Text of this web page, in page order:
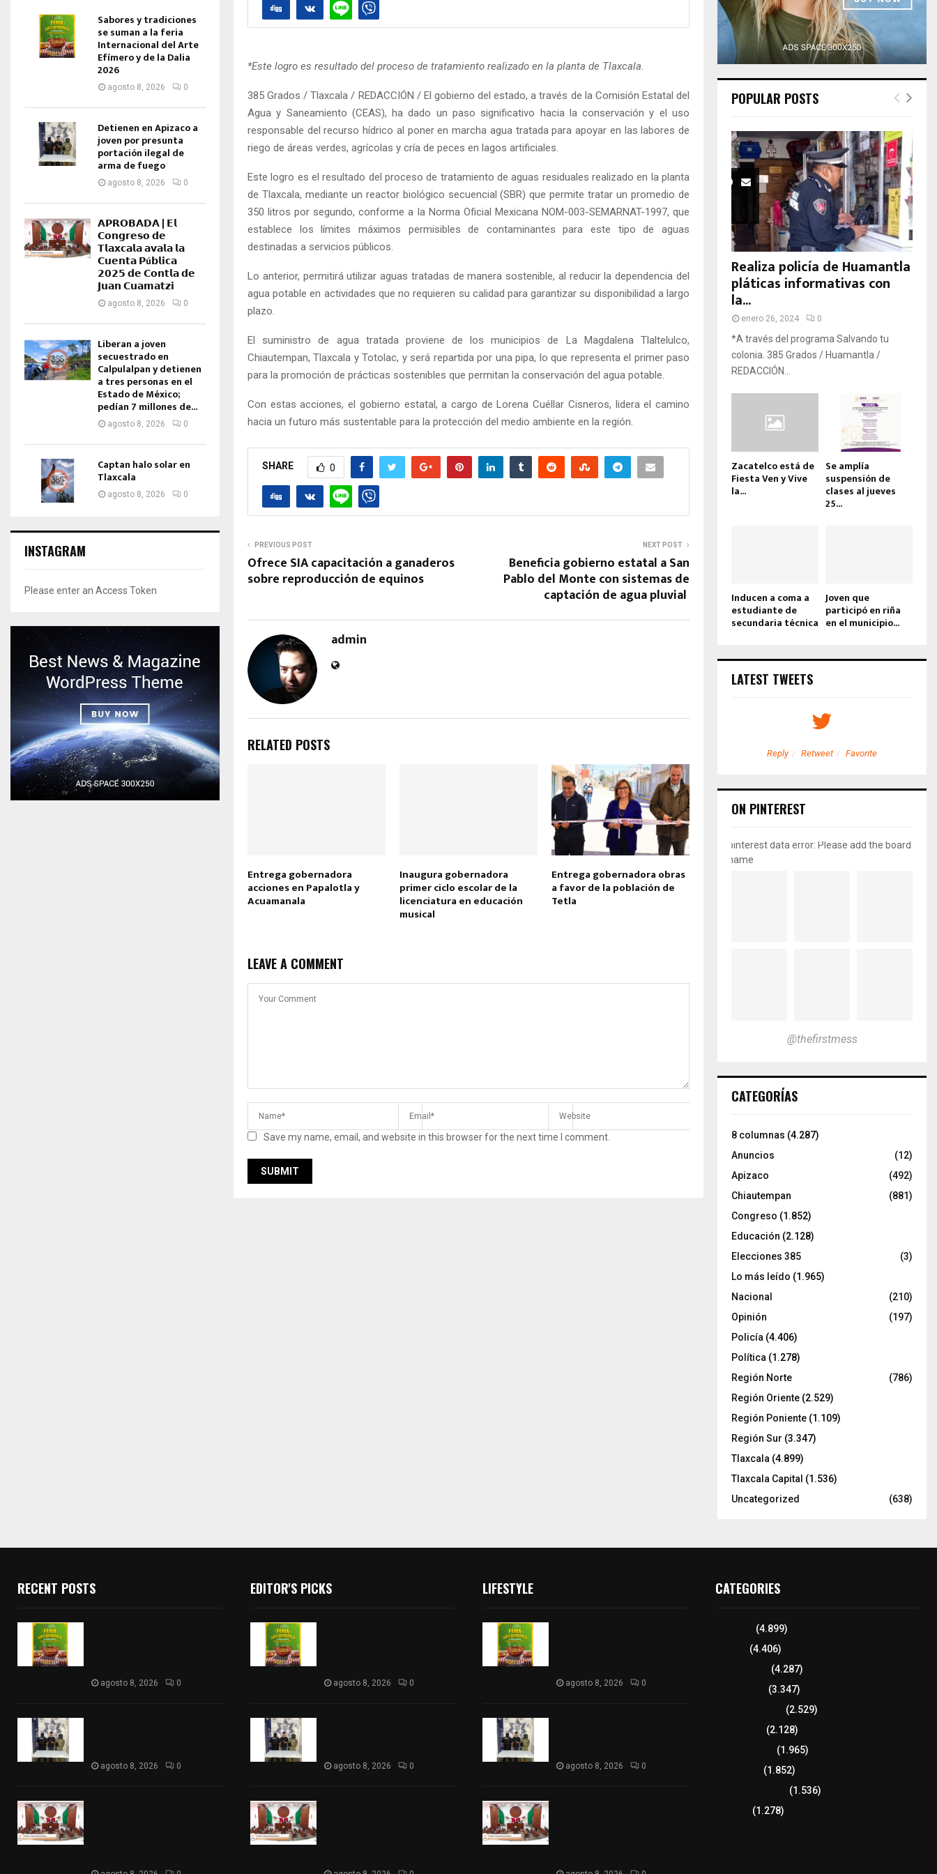
*Este logro es resultado del proceso de tratamiento realizado en la planta de Tlaxcala.
385 Grados / Tlaxcala / REDACCIÓN / El gobierno del estado, a través de la Comisión Estatal del
Agua y Saneamiento (CEAS), ha dado un paso significativo hacia la conservación y el uso
responsable del recurso hídrico al poner en marcha agua tratada para apoyar en las labores de
riego de áreas verdes, agrícolas y cría de peces en lagos artificiales.
Este logro es el resultado del proceso de tratamiento de aguas residuales realizado en la planta
de Tlaxcala, mediante un reactor biológico secuencial (SBR) que permite tratar un promedio de
350 litros por segundo, conforme a la Norma Oficial Mexicana NOM-003-SEMARNAT-1997, que
establece los límites máximos permisibles de contaminantes para este tipo de aguas
destinadas a servicios públicos.
Lo anterior, permitirá utilizar aguas tratadas de manera sostenible, al reducir la dependencia del
agua potable en actividades que no requieren su calidad para garantizar su disponibilidad a largo
plazo.
El suministro de agua tratada proviene de los municipios de La Magdalena Tlaltelulco,
Chiautempan, Tlaxcala y Totolac, y será repartida por una pipa, lo que representa el primer paso
para la promoción de prácticas sostenibles que permitan la conservación del agua potable.
Con estas acciones, el gobierno estatal, a cargo de Lorena Cuéllar Cisneros, lidera el camino
hacia un futuro más sustentable para la protección del medio ambiente en la región.
SHARE 0
PREVIOUS POST
Ofrece SIA capacitación a ganaderos
sobre reproducción de equinos
NEXT POST
Beneficia gobierno estatal a San
Pablo del Monte con sistemas de
captación de agua pluvial
admin
RELATED POSTS
Entrega gobernadora
acciones en Papalotla y
Acuamanala
Inaugura gobernadora
primer ciclo escolar de la
licenciatura en educación
musical
Entrega gobernadora obras
a favor de la población de
Tetla
LEAVE A COMMENT
Save my name, email, and website in this browser for the next time I comment.
Sabores y tradiciones
se suman a la feria
Internacional del Arte
Efímero y de la Dalia
2026
agosto 8, 2026 0
Detienen en Apizaco a
joven por presunta
portación ilegal de
arma de fuego
agosto 8, 2026 0
𝗔𝗣𝗥𝗢𝗕𝗔𝗗𝗔 | 𝗘𝗹
𝗖𝗼𝗻𝗴𝗿𝗲𝘀𝗼 𝗱𝗲
𝗧𝗹𝗮𝘅𝗰𝗮𝗹𝗮 𝗮𝘃𝗮𝗹𝗮 𝗹𝗮
𝗖𝘂𝗲𝗻𝘁𝗮 𝗣ú𝗯𝗹𝗶𝗰𝗮
𝟮𝟬𝟮𝟱 𝗱𝗲 𝗖𝗼𝗻𝘁𝗹𝗮 𝗱𝗲
𝗝𝘂𝗮𝗻 𝗖𝘂𝗮𝗺𝗮𝘁𝘇𝗶
agosto 8, 2026 0
Liberan a joven
secuestrado en
Calpulalpan y detienen
a tres personas en el
Estado de México;
pedían 7 millones de...
agosto 8, 2026 0
Captan halo solar en
Tlaxcala
agosto 8, 2026 0
INSTAGRAM
Please enter an Access Token
POPULAR POSTS
Realiza policía de Huamantla
pláticas informativas con
la...
enero 26, 2024 0
*A través del programa Salvando tu
colonia. 385 Grados / Huamantla /
REDACCIÓN...
Zacatelco está de
Fiesta Ven y Vive
la...
Se amplía
suspensión de
clases al jueves
25...
Inducen a coma a
estudiante de
secundaria técnica
Joven que
participó en riña
en el municipio...
LATEST TWEETS
Reply Retweet Favorite
ON PINTEREST
pinterest data error: Please add the board
name
@thefirstmess
CATEGORÍAS
8 columnas (4.287)
Anuncios
(12)
Apizaco
(492)
Chiautempan
(881)
Congreso (1.852)
Educación (2.128)
Elecciones 385
(3)
Lo más leído (1.965)
Nacional
(210)
Opinión
(197)
Policía (4.406)
Política (1.278)
Región Norte
(786)
Región Oriente (2.529)
Región Poniente (1.109)
Región Sur (3.347)
Tlaxcala (4.899)
Tlaxcala Capital (1.536)
Uncategorized
(638)
RECENT POSTS
agosto 8, 2026 0
agosto 8, 2026 0
EDITOR'S PICKS
agosto 8, 2026 0
agosto 8, 2026 0
LIFESTYLE
agosto 8, 2026 0
agosto 8, 2026 0
CATEGORIES
(4.899)
(4.406)
(4.287)
(3.347)
(2.529)
(2.128)
(1.965)
(1.852)
(1.536)
(1.278)